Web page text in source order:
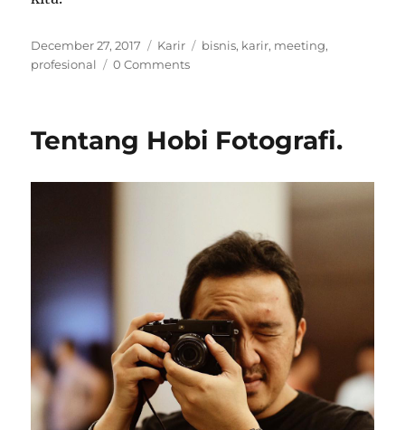
Posted
on
December 27, 2017 Categories
Karir Tags
bisnis, karir, meeting,
profesional
0 Comments
Tentang Hobi Fotografi.